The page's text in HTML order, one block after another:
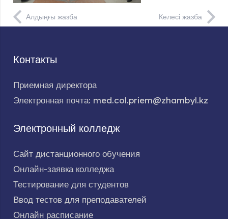
Алдыңғы жазба Келесі жазба
Контакты
Приемная директора
Электронная почта: med.col.priem@zhambyl.kz
Электронный колледж
Сайт дистанционного обучения
Онлайн-заявка колледжа
Тестирование для студентов
Ввод тестов для преподавателей
Онлайн расписание